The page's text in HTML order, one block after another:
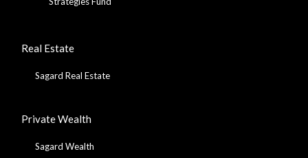
Real Estate
Sagard Real Estate
Private Wealth
Sagard Wealth